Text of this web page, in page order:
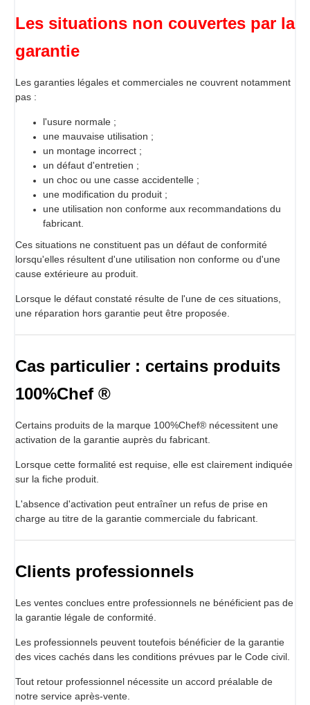
Les situations non couvertes par la
garantie
Les garanties légales et commerciales ne couvrent notamment
pas :
l'usure normale ;
une mauvaise utilisation ;
un montage incorrect ;
un défaut d'entretien ;
un choc ou une casse accidentelle ;
une modification du produit ;
une utilisation non conforme aux recommandations du
fabricant.
Ces situations ne constituent pas un défaut de conformité
lorsqu'elles résultent d'une utilisation non conforme ou d'une
cause extérieure au produit.
Lorsque le défaut constaté résulte de l'une de ces situations,
une réparation hors garantie peut être proposée.
Cas particulier : certains produits
100%Chef ®
Certains produits de la marque 100%Chef® nécessitent une
activation de la garantie auprès du fabricant.
Lorsque cette formalité est requise, elle est clairement indiquée
sur la fiche produit.
L'absence d'activation peut entraîner un refus de prise en
charge au titre de la garantie commerciale du fabricant.
Clients professionnels
Les ventes conclues entre professionnels ne bénéficient pas de
la garantie légale de conformité.
Les professionnels peuvent toutefois bénéficier de la garantie
des vices cachés dans les conditions prévues par le Code civil.
Tout retour professionnel nécessite un accord préalable de
notre service après-vente.